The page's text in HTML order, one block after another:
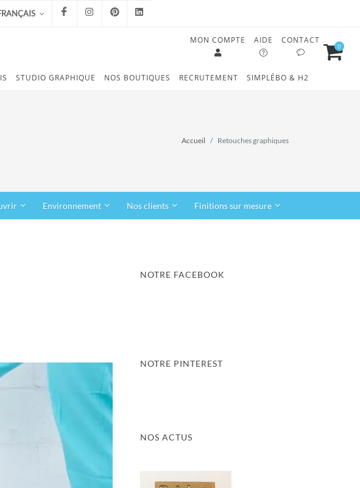
0
MON COMPTE AIDE CONTACT
STUDIO GRAPHIQUE NOS BOUTIQUES RECRUTEMENT SIMPLÉBO & H2
Accueil Retouches graphiques
Environnement Nos clients Finitions sur mesure
NOTRE FACEBOOK
NOTRE PINTEREST
NOS ACTUS